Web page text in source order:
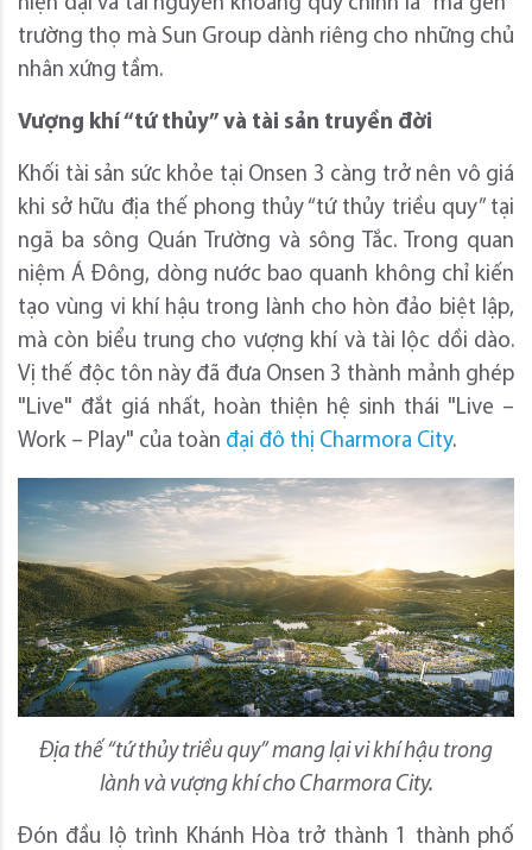
trường thọ mà Sun Group dành riêng cho những chủ
nhân xứng tầm.
Vượng khí “tứ thủy” và tài sản truyền đời
Khối tài sản sức khỏe tại Onsen 3 càng trở nên vô giá
khi sở hữu địa thế phong thủy “tứ thủy triều quy” tại
ngã ba sông Quán Trường và sông Tắc. Trong quan
niệm Á Đông, dòng nước bao quanh không chỉ kiến
tạo vùng vi khí hậu trong lành cho hòn đảo biệt lập,
mà còn biểu trung cho vượng khí và tài lộc dồi dào.
Vị thế độc tôn này đã đưa Onsen 3 thành mảnh ghép
"Live" đắt giá nhất, hoàn thiện hệ sinh thái "Live –
Work – Play" của toàn đại đô thị Charmora City.
Địa thế “tứ thủy triều quy” mang lại vi khí hậu trong
lành và vượng khí cho Charmora City.
Đón đầu lộ trình Khánh Hòa trở thành 1 thành phố